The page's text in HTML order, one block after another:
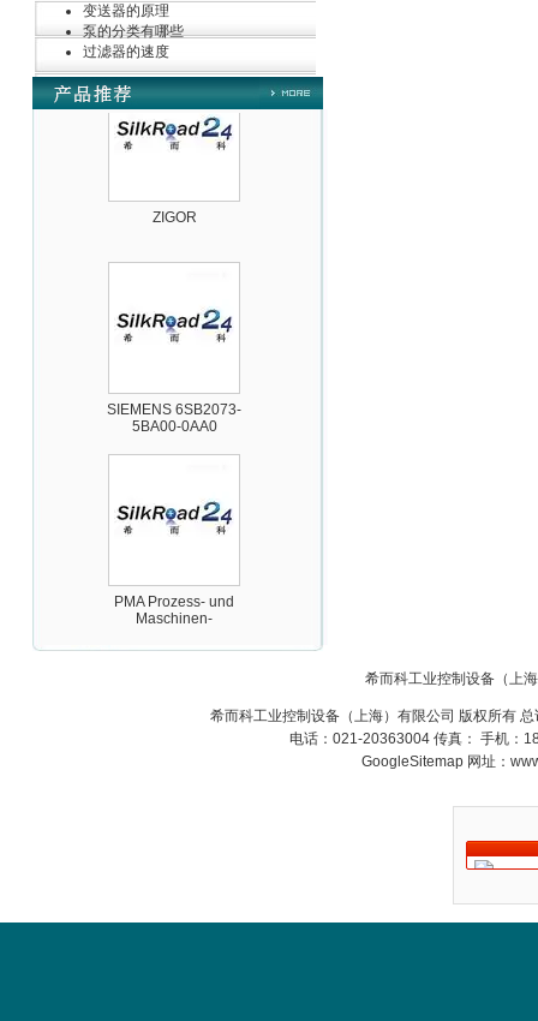
变送器的原理
泵的分类有哪些
过滤器的速度
德国HBM
ZIGOR
SIEMENS 6SB2073-
5BA00-0AA0
PMA Prozess- und
Maschinen-
Automation GmbH
希而科工业控制设备（上
希而科工业控制设备（上海）有限公司 版权所有
电话：021-20363004 传真： 手机：
GoogleSitemap网址：